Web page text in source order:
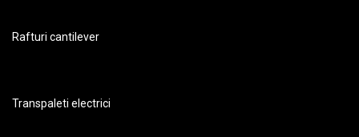
Rafturi cantilever
Transpaleti electrici